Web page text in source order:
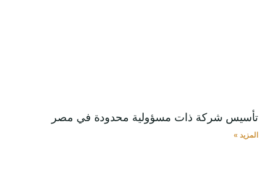
تأسيس شركة ذات مسؤولية محدودة في مصر
المزيد »